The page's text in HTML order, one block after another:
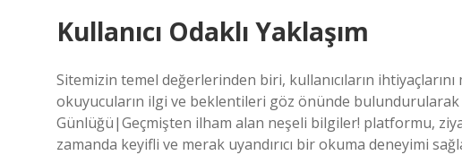
Kullanıcı Odaklı Yaklaşım
Sitemizin temel değerlerinden biri, kullanıcıların
okuyucuların ilgi ve beklentileri göz önünde bulundurularak
Günlüğü|Geçmişten ilham alan neşeli bilgiler! platformu,
zamanda keyifli ve merak uyandırıcı bir okuma deneyimi